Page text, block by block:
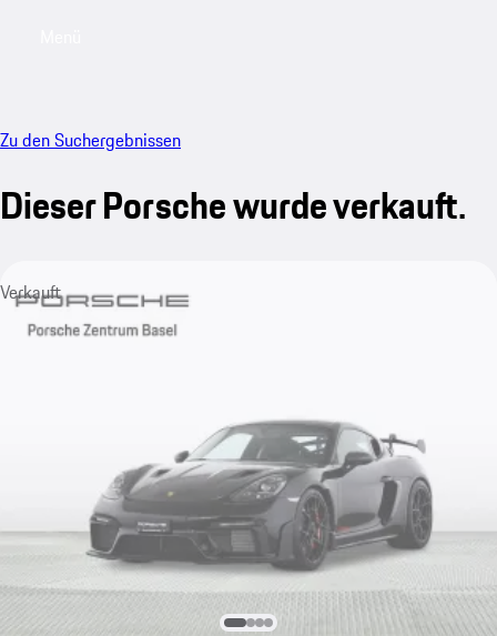
Zu den Suchergebnissen
Dieser Porsche wurde verkauft.
Verkauft